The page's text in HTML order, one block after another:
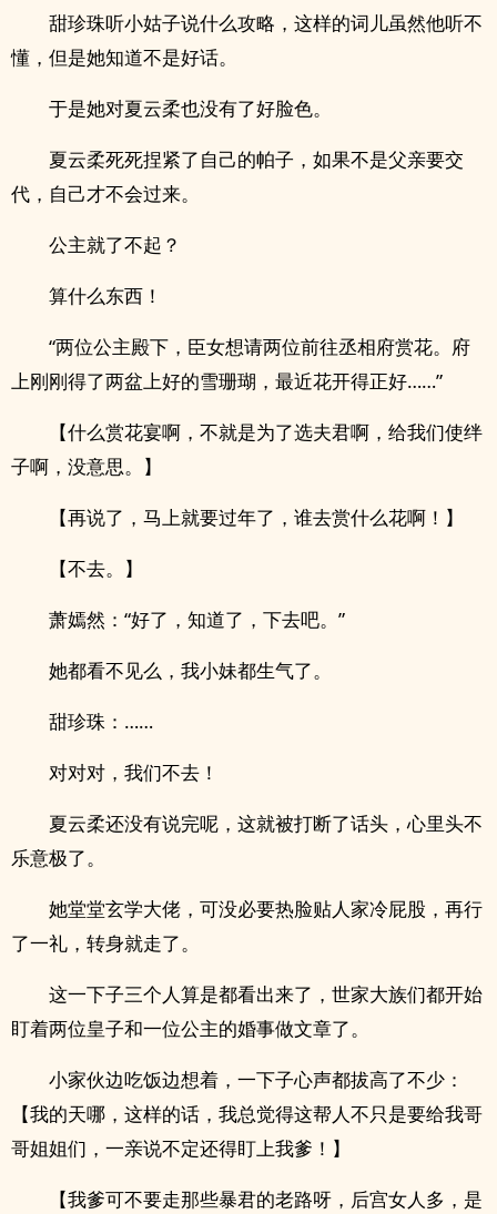
甜珍珠听小姑子说什么攻略，这样的词儿虽然他听不
懂，但是她知道不是好话。
于是她对夏云柔也没有了好脸色。
夏云柔死死捏紧了自己的帕子，如果不是父亲要交
代，自己才不会过来。
公主就了不起？
算什么东西！
“两位公主殿下，臣女想请两位前往丞相府赏花。府
上刚刚得了两盆上好的雪珊瑚，最近花开得正好……”
【什么赏花宴啊，不就是为了选夫君啊，给我们使绊
子啊，没意思。】
【再说了，马上就要过年了，谁去赏什么花啊！】
【不去。】
萧嫣然：“好了，知道了，下去吧。”
她都看不见么，我小妹都生气了。
甜珍珠：……
对对对，我们不去！
夏云柔还没有说完呢，这就被打断了话头，心里头不
乐意极了。
她堂堂玄学大佬，可没必要热脸贴人家冷屁股，再行
了一礼，转身就走了。
这一下子三个人算是都看出来了，世家大族们都开始
盯着两位皇子和一位公主的婚事做文章了。
小家伙边吃饭边想着，一下子心声都拔高了不少：
【我的天哪，这样的话，我总觉得这帮人不只是要给我哥
哥姐姐们，一亲说不定还得盯上我爹！】
【我爹可不要走那些暴君的老路呀，后宫女人多，是